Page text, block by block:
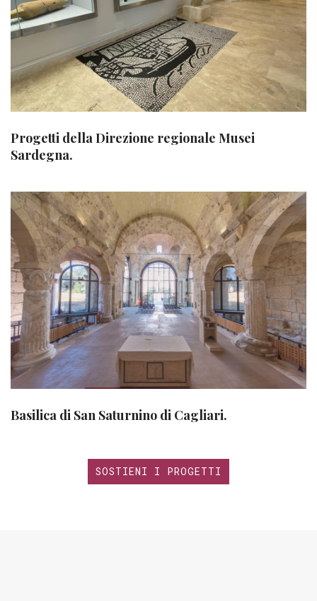
Progetti della Direzione regionale Musei
Sardegna.
Basilica di San Saturnino di Cagliari.
SOSTIENI I PROGETTI